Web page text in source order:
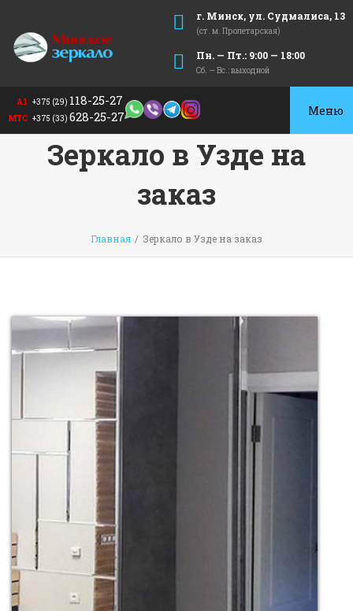
г. Минск, ул. Судмалиса, 13
(ст. м. Пролетарская)
Пн. — Пт.: 9:00 — 18:00
Сб. — Вс.: выходной
А1 +375 (29) 118-25-27
МТС +375 (33) 628-25-27
Toggle
Зеркало в Узде на
заказ
Главная / Зеркало в Узде на заказ